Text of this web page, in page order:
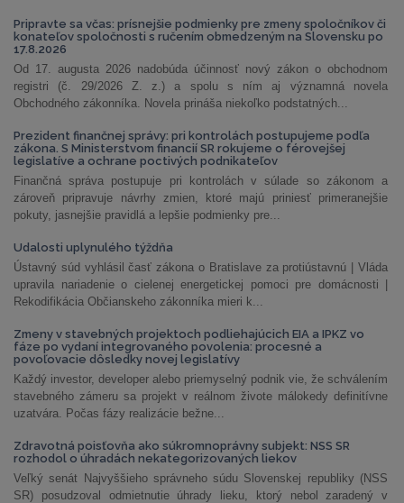
Pripravte sa včas: prísnejšie podmienky pre zmeny spoločníkov či
konateľov spoločnosti s ručením obmedzeným na Slovensku po
17.8.2026
Od 17. augusta 2026 nadobúda účinnosť nový zákon o obchodnom
registri (č. 29/2026 Z. z.) a spolu s ním aj významná novela
Obchodného zákonníka. Novela prináša niekoľko podstatných...
Prezident finančnej správy: pri kontrolách postupujeme podľa
zákona. S Ministerstvom financií SR rokujeme o férovejšej
legislatíve a ochrane poctivých podnikateľov
Finančná správa postupuje pri kontrolách v súlade so zákonom a
zároveň pripravuje návrhy zmien, ktoré majú priniesť primeranejšie
pokuty, jasnejšie pravidlá a lepšie podmienky pre...
Udalosti uplynulého týždňa
Ústavný súd vyhlásil časť zákona o Bratislave za protiústavnú | Vláda
upravila nariadenie o cielenej energetickej pomoci pre domácnosti |
Rekodifikácia Občianskeho zákonníka mieri k...
Zmeny v stavebných projektoch podliehajúcich EIA a IPKZ vo
fáze po vydaní integrovaného povolenia: procesné a
povoľovacie dôsledky novej legislatívy
Každý investor, developer alebo priemyselný podnik vie, že schválením
stavebného zámeru sa projekt v reálnom živote málokedy definitívne
uzatvára. Počas fázy realizácie bežne...
Zdravotná poisťovňa ako súkromnoprávny subjekt: NSS SR
rozhodol o úhradách nekategorizovaných liekov
Veľký senát Najvyššieho správneho súdu Slovenskej republiky (NSS
SR) posudzoval odmietnutie úhrady lieku, ktorý nebol zaradený v